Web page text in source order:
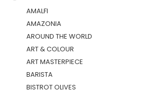
AMALFI
AMAZONIA
AROUND THE WORLD
ART & COLOUR
ART MASTERPIECE
BARISTA
BISTROT OLIVES